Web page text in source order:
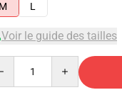
M
L
Voir le guide des tailles